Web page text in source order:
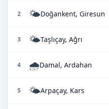
2 🌤️Doğankent, Giresun
3 🌤️Taşlıçay, Ağrı
4 🌧️Damal, Ardahan
5 🌤️Arpaçay, Kars